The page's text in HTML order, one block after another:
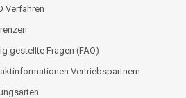
Verfahren
gestellte Fragen (FAQ)
Vertriebspartnern